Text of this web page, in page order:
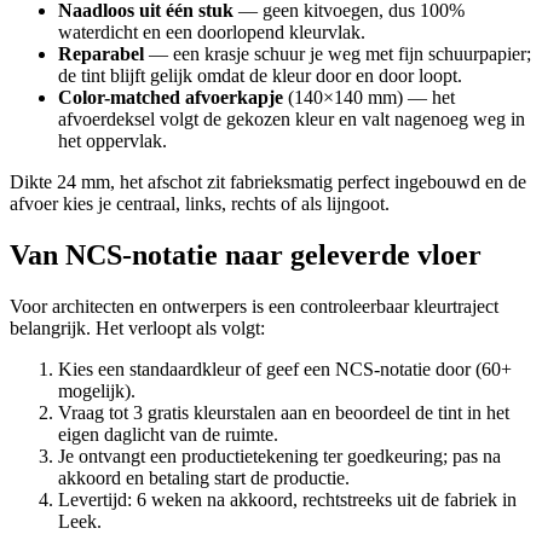
Naadloos uit één stuk — geen kitvoegen, dus 100%
waterdicht en een doorlopend kleurvlak.
Reparabel — een krasje schuur je weg met fijn schuurpapier;
de tint blijft gelijk omdat de kleur door en door loopt.
Color-matched afvoerkapje (140×140 mm) — het
afvoerdeksel volgt de gekozen kleur en valt nagenoeg weg in
het oppervlak.
Dikte 24 mm, het afschot zit fabrieksmatig perfect ingebouwd en de
afvoer kies je centraal, links, rechts of als lijngoot.
Van NCS-notatie naar geleverde vloer
Voor architecten en ontwerpers is een controleerbaar kleurtraject
belangrijk. Het verloopt als volgt:
Kies een standaardkleur of geef een NCS-notatie door (60+
mogelijk).
Vraag tot 3 gratis kleurstalen aan en beoordeel de tint in het
eigen daglicht van de ruimte.
Je ontvangt een productietekening ter goedkeuring; pas na
akkoord en betaling start de productie.
Levertijd: 6 weken na akkoord, rechtstreeks uit de fabriek in
Leek.